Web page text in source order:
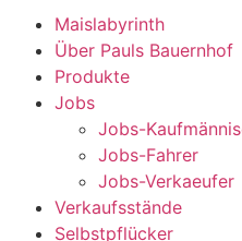
Maislabyrinth
Über Pauls Bauernhof
Produkte
Jobs
Jobs-
Jobs-Fahrer
Jobs-Verkaeufer
Verkaufsstände
Selbstpflücker